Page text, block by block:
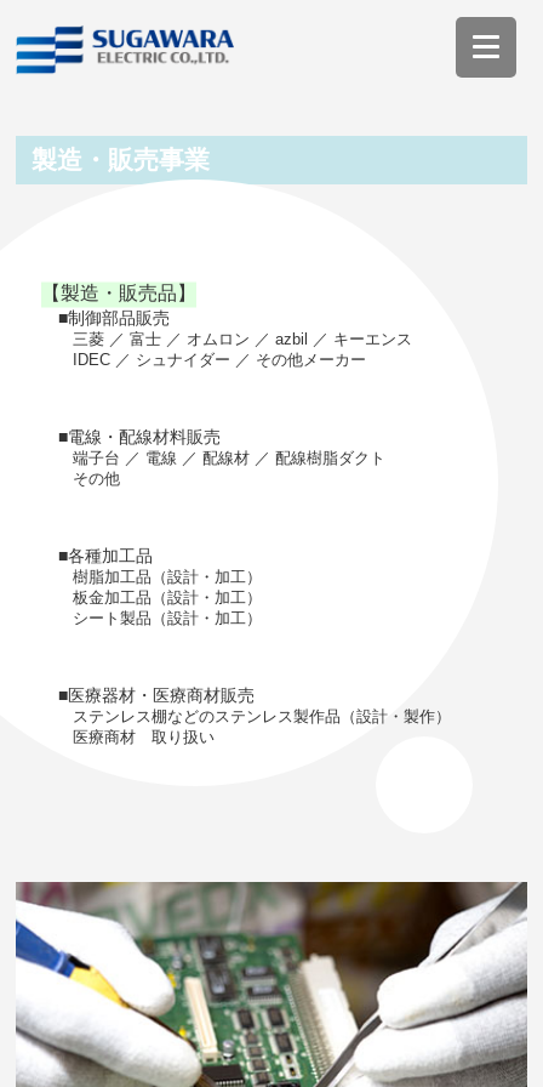
製造・販売事業
【製造・販売品】
■制御部品販売
三菱 ／ 富士 ／ オムロン ／ azbil ／ キーエンス
IDEC ／ シュナイダー ／ その他メーカー
■電線・配線材料販売
端子台 ／ 電線 ／ 配線材 ／ 配線樹脂ダクト
その他
■各種加工品
樹脂加工品（設計・加工）
板金加工品（設計・加工）
シート製品（設計・加工）
■医療器材・医療商材販売
ステンレス棚などのステンレス製作品（設計・製作）
医療商材 取り扱い